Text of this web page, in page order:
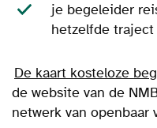
je begeleider
hetzelfde traject
De kaart kosteloze
de website van de
netwerk van openbaar